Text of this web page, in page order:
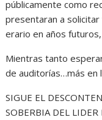
públicamente como
presentaran a
erario en años
Mientras tanto
de auditorías…más en
SIGUE EL
SOBERBIA DEL LIDER